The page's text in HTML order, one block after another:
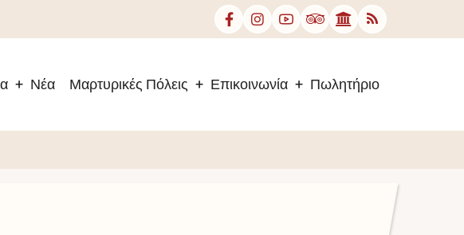
Νέα Μαρτυρικές Πόλεις Επικοινωνία Πωλητήριο